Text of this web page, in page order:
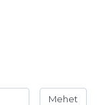
Mehet